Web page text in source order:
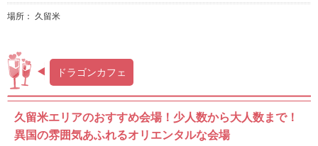
場所： 久留米
ドラゴンカフェ
久留米エリアのおすすめ会場！少人数から大人数まで！
異国の雰囲気あふれるオリエンタルな会場